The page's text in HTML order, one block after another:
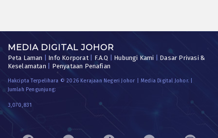
MEDIA DIGITAL JOHOR
Peta Laman Info Korporat| F.A.Q Hubungi Kami
Dasar Privasi &
Keselamatan
Penyataan Penafian
Hakcipta Terpelihara © 2026 Kerajaan Negeri Johor | Media Digital Johor. |
Jumlah Pengunjung:
3,070,831